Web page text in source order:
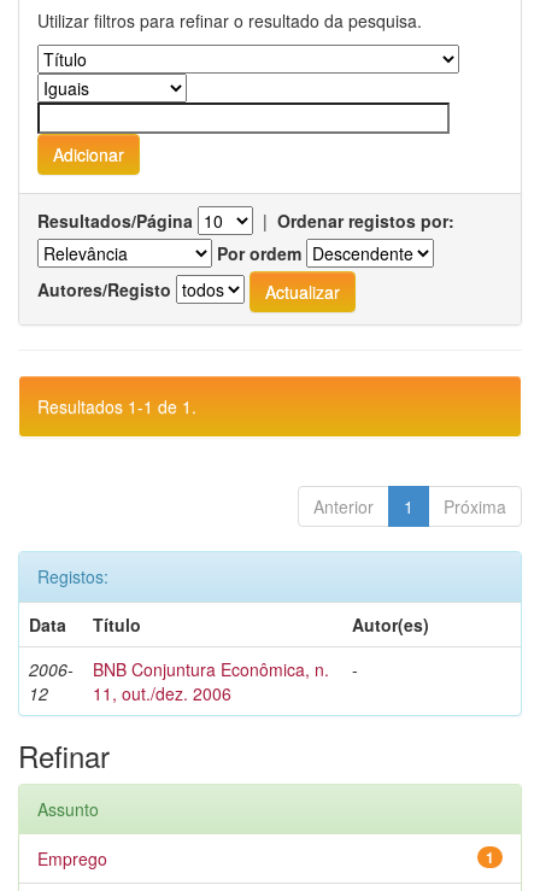
Utilizar filtros para refinar o resultado da pesquisa.
Resultados/Página | Ordenar registos por:
Por ordem
Autores/Registo
Resultados 1-1 de 1.
Anterior 1 Próxima
Registos:
Data
Título
Autor(es)
2006-
12
BNB Conjuntura Econômica, n.
11, out./dez. 2006
-
Refinar
Assunto
1
Emprego